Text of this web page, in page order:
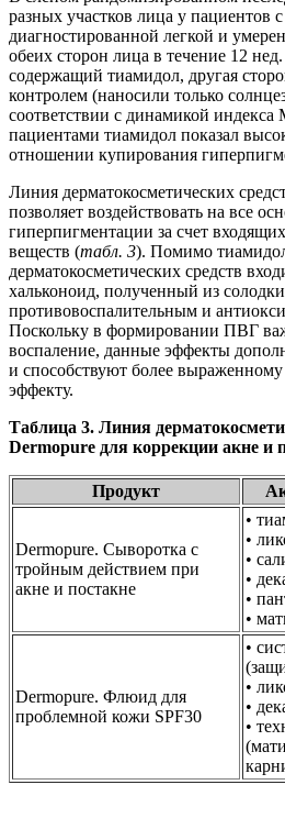
разных участков лица у пациентов
диагностированной легкой и
обеих сторон лица в течение 12
содержащий тиамидол, другая
контролем (наносили только
соответствии с динамикой индекса
пациентами тиамидол показал
отношении купирования
Линия дерматокосметических
позволяет воздействовать на все
гиперпигментации за счет
веществ (табл. 3). Помимо
дерматокосметических средств
хальконоид, полученный из
противовоспалительным и
Поскольку в формировании ПВГ
воспаление, данные эффекты
и способствуют более выраженному
эффекту.
Таблица 3. Линия
Dermopure для коррекции акне и
Продукт
Dermopure. Сыворотка с
тройным действием при
акне и постакне
•
•
•
•
•
•
Dermopure. Флюид для
проблемной кожи SPF30
•
•
•
•